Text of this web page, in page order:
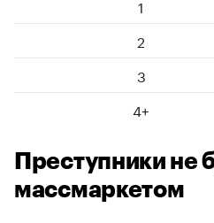
1
2
3
4+
Преступники не
массмаркетом